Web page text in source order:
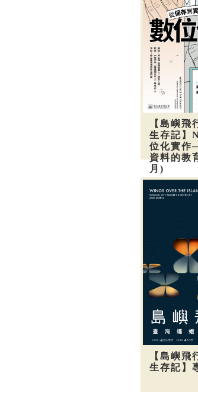
【島嶼飛
生存記】
位化實作
資料的教
月)
【島嶼飛
生存記】